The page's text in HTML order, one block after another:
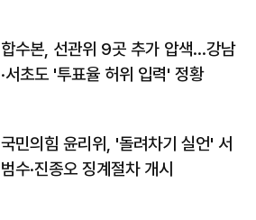
합수본, 선관위 9곳 추가 압색…강남
·서초도 '투표율 허위 입력' 정황
국민의힘 윤리위, '돌려차기 실언' 서
범수·진종오 징계절차 개시